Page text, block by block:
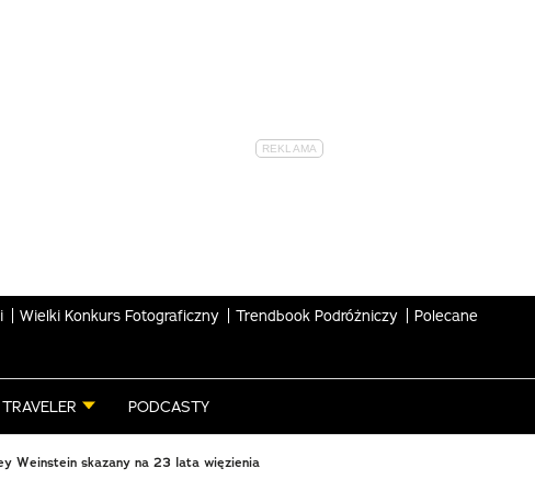
Wielki Konkurs Fotograficzny Trendbook Podróżniczy Polecane
TRAVELER PODCASTY
Weinstein skazany na 23 lata więzienia